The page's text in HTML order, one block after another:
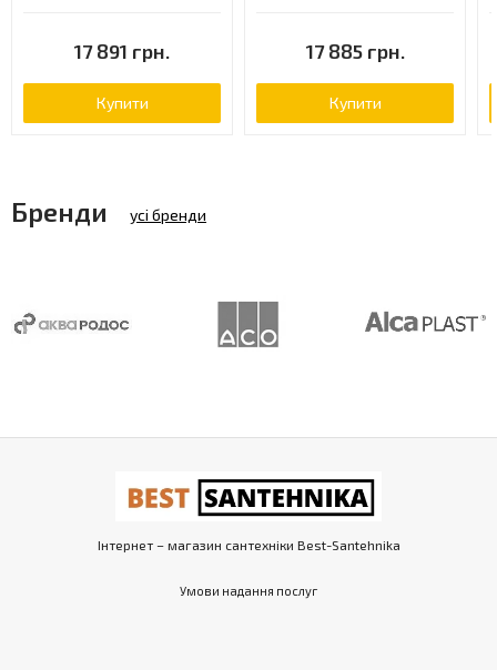
17 891 грн.
Купити
17 885 грн.
Купити
Бренди усі бренди
Інтернет – магазин сантехніки Best-Santehnika
Умови надання послуг